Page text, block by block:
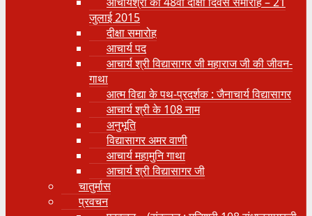
जुलाई 2015
दीक्षा समारोह
आचार्य पद
आचार्य श्री विद्यासागर जी महाराज जी की जीवन-
गाथा
आत्म विद्या के पथ-प्रदर्शक : जैनाचार्य विद्यासागर
आचार्य श्री के 108 नाम
अनुभूति
विद्यासागर अमर वाणी
आचार्य महामुनि गाथा
आचार्य श्री विद्यासागर जी
चातुर्मास
प्रवचन